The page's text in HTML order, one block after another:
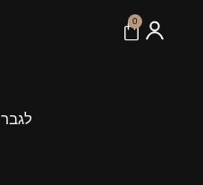
0
לגבר